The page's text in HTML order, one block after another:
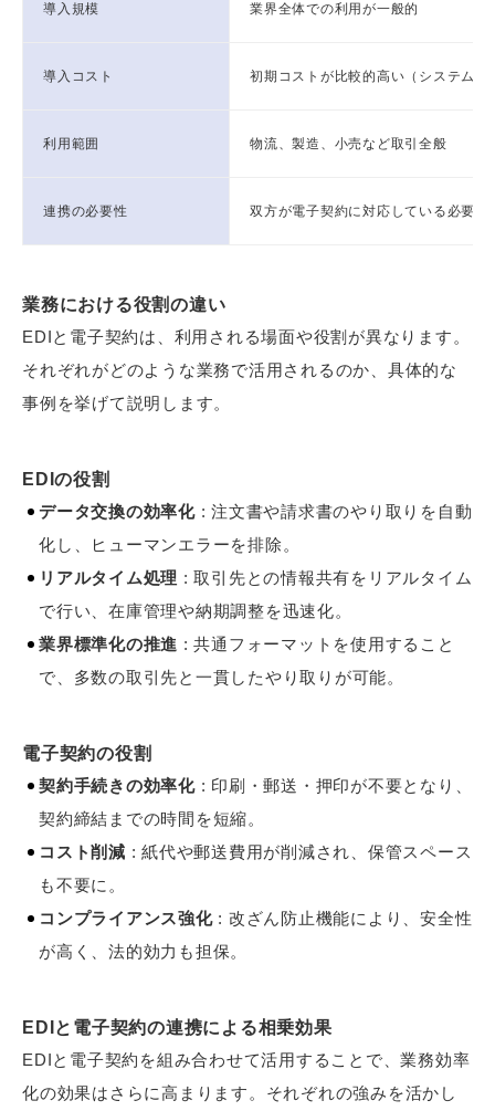
導入規模 業界全体での利用が一般的
導入コスト 初期コストが比較的高い（システム構
利用範囲 物流、製造、小売など取引全般
連携の必要性 双方が電子契約に対応している必要が
業務における役割の違い
EDIと電子契約は、利用される場面や役割が異なります。
それぞれがどのような業務で活用されるのか、具体的な
事例を挙げて説明します。
EDIの役割
データ交換の効率化: 注文書や請求書のやり取りを自動
化し、ヒューマンエラーを排除。
リアルタイム処理 : 取引先との情報共有をリアルタイム
で行い、在庫管理や納期調整を迅速化。
業界標準化の推進 : 共通フォーマットを使用すること
で、多数の取引先と一貫したやり取りが可能。
電子契約の役割
契約手続きの効率化: 印刷・郵送・押印が不要となり、
契約締結までの時間を短縮。
コスト削減 : 紙代や郵送費用が削減され、保管スペース
も不要に。
コンプライアンス強化: 改ざん防止機能により、安全性
が高く、法的効力も担保。
EDIと電子契約の連携による相乗効果
EDIと電子契約を組み合わせて活用することで、業務効率
化の効果はさらに高まります。それぞれの強みを活かし